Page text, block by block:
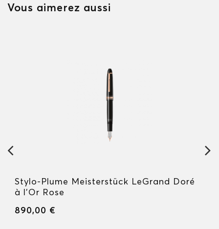
Vous aimerez aussi
Stylo-Plume Meisterstück LeGrand Doré
à l’Or Rose
890,00 €